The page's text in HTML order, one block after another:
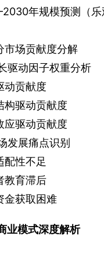
2030年规模预测（乐
市场贡献度分解
驱动因子权重分析
动贡献度
构驱动贡献度
应驱动贡献度
发展痛点识别
配性不足
教育滞后
金获取困难
业模式深度解析